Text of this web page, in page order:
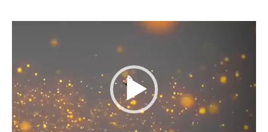
Lecteur